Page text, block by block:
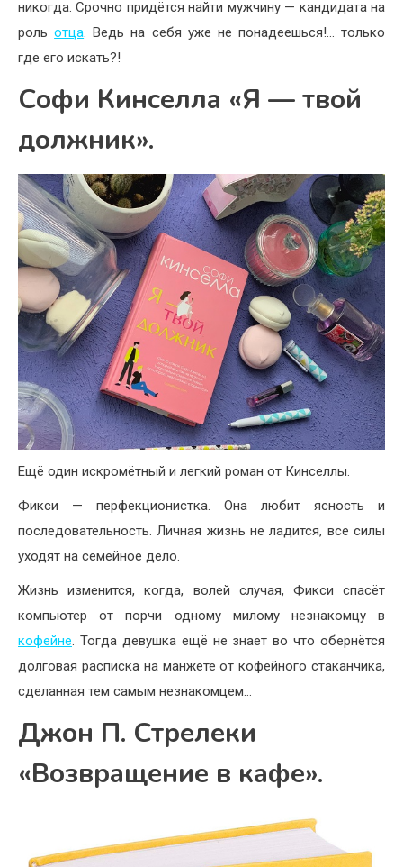
никогда. Срочно придётся найти мужчину — кандидата на
рольотца. Ведь на себя уже не понадеешься!… только
где его искать?!
Софи Кинселла «Я — твой
должник».
Ещё один искромётный и легкий роман от Кинселлы.
Фикси — перфекционистка. Она любит ясность и
последовательность. Личная жизнь не ладится, все силы
уходят на семейное дело.
Жизнь изменится, когда, волей случая, Фикси спасёт
компьютер от порчи одному милому незнакомцу в
кофейне. Тогда девушка ещё не знает во что обернётся
долговая расписка на манжете от кофейного стаканчика,
сделанная тем самым незнакомцем…
Джон П. Стрелеки
«Возвращение в кафе».